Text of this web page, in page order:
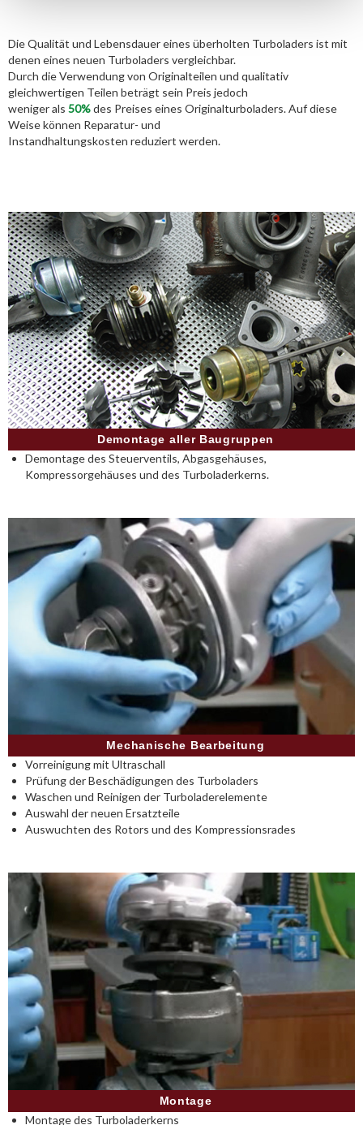
Die Qualität und Lebensdauer eines überholten Turboladers ist mit
denen eines neuen Turboladers vergleichbar.
Durch die Verwendung von Originalteilen und qualitativ
gleichwertigen Teilen beträgt sein Preis jedoch
weniger als 50%des Preises eines Originalturboladers. Auf diese
Weise können Reparatur- und
Instandhaltungskosten reduziert werden.
Demontage aller Baugruppen
Demontage des Steuerventils, Abgasgehäuses,
Kompressorgehäuses und des Turboladerkerns.
Mechanische Bearbeitung
Vorreinigung mit Ultraschall
Prüfung der Beschädigungen des Turboladers
Waschen und Reinigen der Turboladerelemente
Auswahl der neuen Ersatzteile
Auswuchten des Rotors und des Kompressionsrades
Montage
Montage des Turboladerkerns